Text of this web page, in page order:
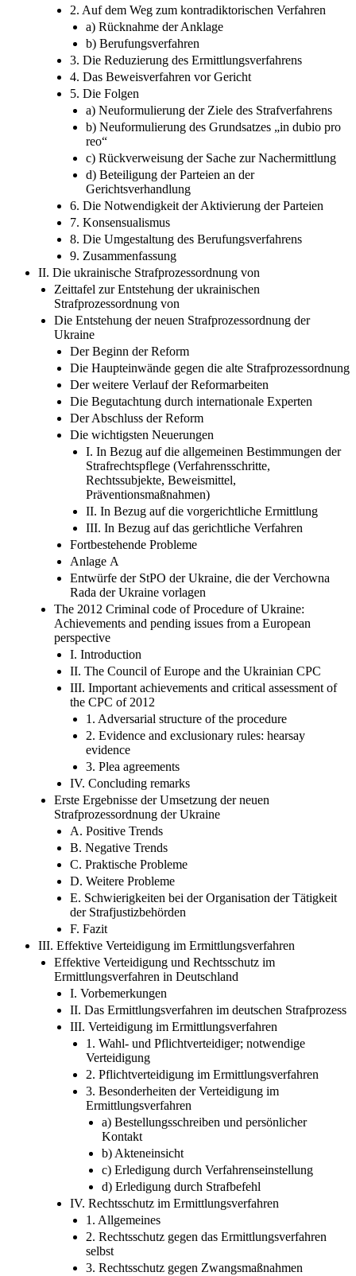
2. Auf dem Weg zum kontradiktorischen Verfahren
a) Rücknahme der Anklage
b) Berufungsverfahren
3. Die Reduzierung des Ermittlungsverfahrens
4. Das Beweisverfahren vor Gericht
5. Die Folgen
a) Neuformulierung der Ziele des Strafverfahrens
b) Neuformulierung des Grundsatzes „in dubio pro
reo“
c) Rückverweisung der Sache zur Nachermittlung
d) Beteiligung der Parteien an der
Gerichtsverhandlung
6. Die Notwendigkeit der Aktivierung der Parteien
7. Konsensualismus
8. Die Umgestaltung des Berufungsverfahrens
9. Zusammenfassung
II. Die ukrainische Strafprozessordnung von
Zeittafel zur Entstehung der ukrainischen
Strafprozessordnung von
Die Entstehung der neuen Strafprozessordnung der
Ukraine
Der Beginn der Reform
Die Haupteinwände gegen die alte Strafprozessordnung
Der weitere Verlauf der Reformarbeiten
Die Begutachtung durch internationale Experten
Der Abschluss der Reform
Die wichtigsten Neuerungen
I. In Bezug auf die allgemeinen Bestimmungen der
Strafrechtspflege (Verfahrensschritte,
Rechtssubjekte, Beweismittel,
Präventionsmaßnahmen)
II. In Bezug auf die vorgerichtliche Ermittlung
III. In Bezug auf das gerichtliche Verfahren
Fortbestehende Probleme
Anlage А
Entwürfe der StPO der Ukraine, die der Verchowna
Rada der Ukraine vorlagen
The 2012 Criminal code of Procedure of Ukraine:
Achievements and pending issues from a European
perspective
I. Introduction
II. The Council of Europe and the Ukrainian CPC
III. Important achievements and critical assessment of
the CPC of 2012
1. Adversarial structure of the procedure
2. Evidence and exclusionary rules: hearsay
evidence
3. Plea agreements
IV. Concluding remarks
Erste Ergebnisse der Umsetzung der neuen
Strafprozessordnung der Ukraine
A. Positive Trends
B. Negative Trends
C. Praktische Probleme
D. Weitere Probleme
E. Schwierigkeiten bei der Organisation der Tätigkeit
der Strafjustizbehörden
F. Fazit
III. Effektive Verteidigung im Ermittlungsverfahren
Effektive Verteidigung und Rechtsschutz im
Ermittlungsverfahren in Deutschland
I. Vorbemerkungen
II. Das Ermittlungsverfahren im deutschen Strafprozess
III. Verteidigung im Ermittlungsverfahren
1. Wahl- und Pflichtverteidiger; notwendige
Verteidigung
2. Pflichtverteidigung im Ermittlungsverfahren
3. Besonderheiten der Verteidigung im
Ermittlungsverfahren
a) Bestellungsschreiben und persönlicher
Kontakt
b) Akteneinsicht
c) Erledigung durch Verfahrenseinstellung
d) Erledigung durch Strafbefehl
IV. Rechtsschutz im Ermittlungsverfahren
1. Allgemeines
2. Rechtsschutz gegen das Ermittlungsverfahren
selbst
3. Rechtsschutz gegen Zwangsmaßnahmen